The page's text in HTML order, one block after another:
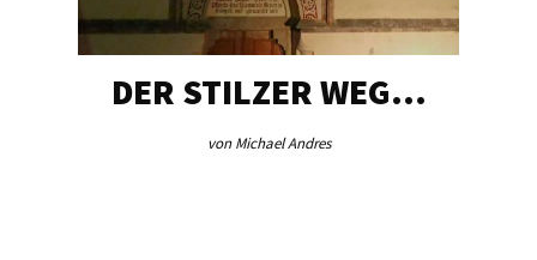
DER STILZER WEG…
von Michael Andres